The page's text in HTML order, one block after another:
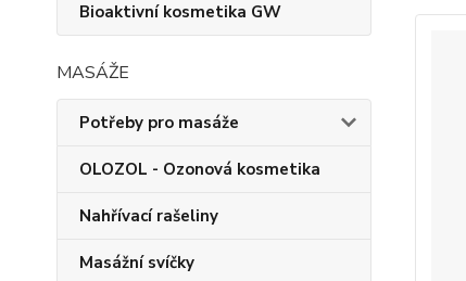
Bioaktivní kosmetika GW
MASÁŽE
Potřeby pro masáže
OLOZOL - Ozonová kosmetika
Nahřívací rašeliny
Masážní svíčky